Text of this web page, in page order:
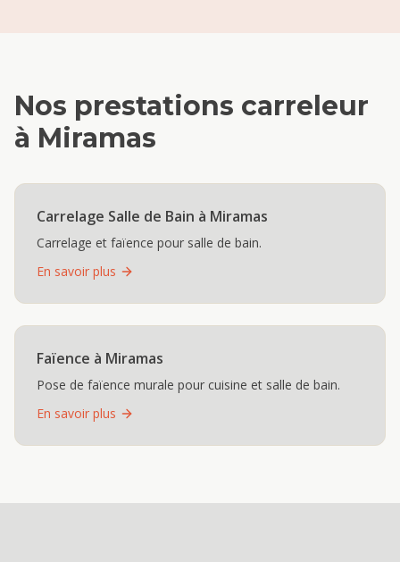
Nos prestations carreleur
à Miramas
Carrelage Salle de Bain à Miramas
Carrelage et faïence pour salle de bain.
En savoir plus
Faïence à Miramas
Pose de faïence murale pour cuisine et salle de bain.
En savoir plus